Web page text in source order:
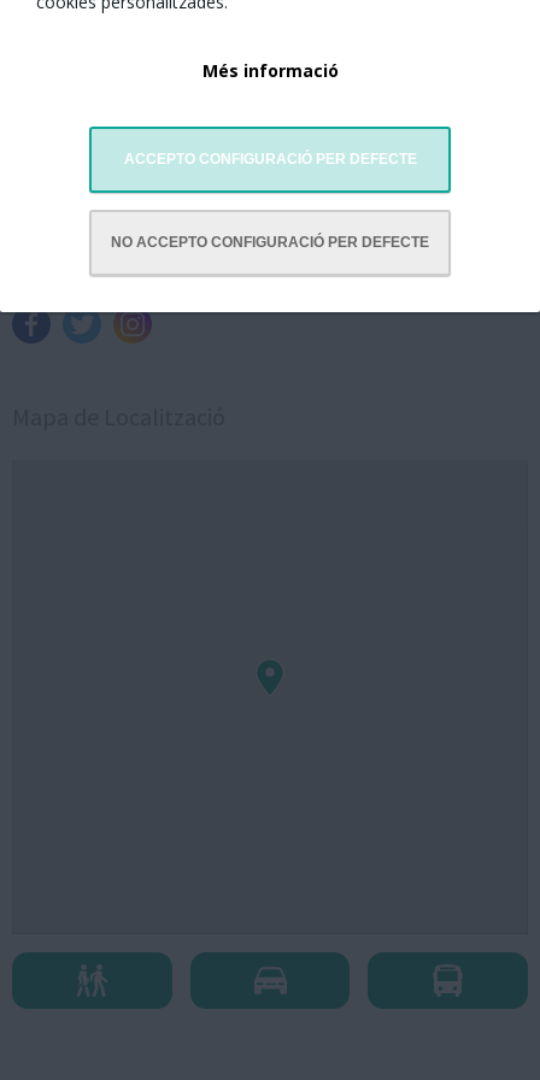
Més informació
ACCEPTO CONFIGURACIÓ PER DEFECTE
NO ACCEPTO CONFIGURACIÓ PER DEFECTE
Av. Diagonal, 209
08018 Barcelona